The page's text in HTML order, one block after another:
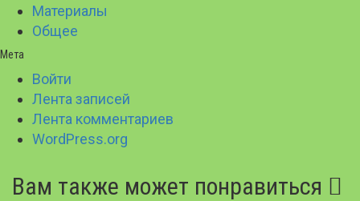
Материалы
Общее
Мета
Войти
Лента записей
Лента комментариев
WordPress.org
Вам также может понравиться